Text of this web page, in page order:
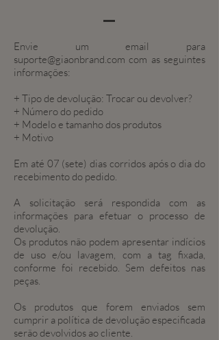
Envie um email para
suporte@giaonbrand.com com as seguintes
informações:
+ Tipo de devolução: Trocar ou devolver?
+ Número do pedido
+ Modelo e tamanho dos produtos
+ Motivo
Em até 07 (sete) dias corridos após o dia do
recebimento do pedido.
A solicitação será respondida com as
informações para efetuar o processo de
devolução.
Os produtos não podem apresentar indícios
de uso e/ou lavagem, com a tag fixada,
conforme foi recebido. Sem defeitos nas
peças.
Os produtos que forem enviados sem
cumprir a política de devolução especificada
serão devolvidos ao cliente.